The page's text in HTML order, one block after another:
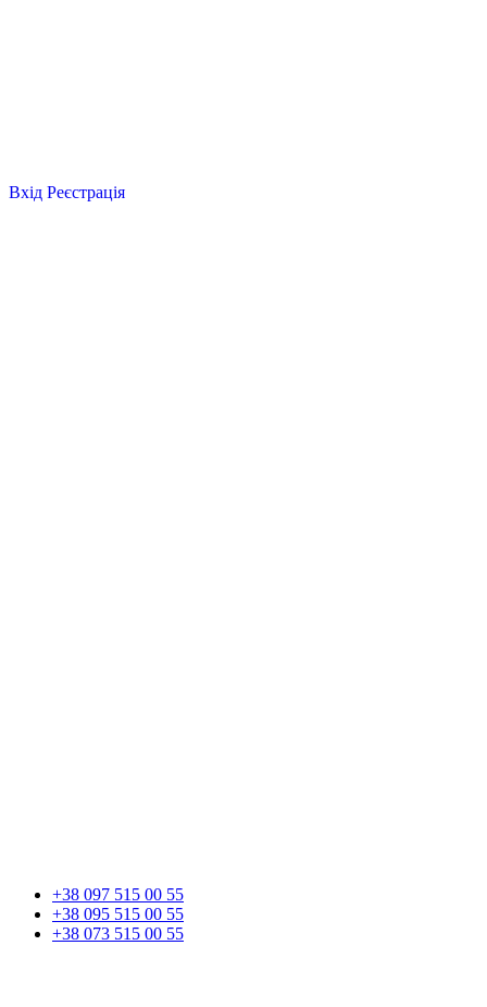
Вхід Реєстрація
+38 097 515 00 55
+38 095 515 00 55
+38 073 515 00 55